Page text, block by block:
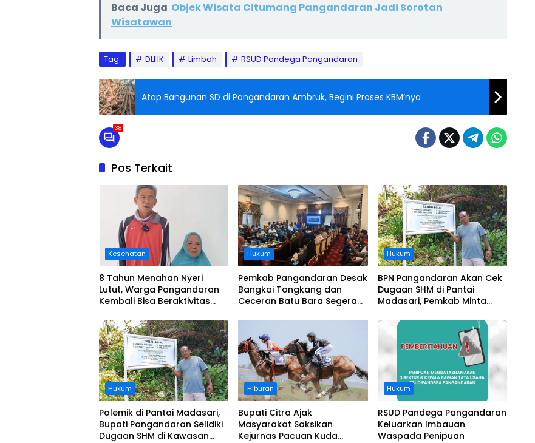
Baca Juga Objek Wisata Citumang Pangandaran Jadi Sorotan
Wisatawan
Tag: DLHK Limbah RSUD Pandega Pangandaran
Atap Bangunan SD di Pangandaran Ambruk, Begini Proses KBM’nya
38
Pos Terkait
Kesehatan
8 Tahun Menahan Nyeri
Lutut, Warga Pangandaran
Kembali Bisa Beraktivitas
Ditanggung BPJS
Hukum
Pemkab Pangandaran Desak
Bangkai Tongkang dan
Ceceran Batu Bara Segera
Koordinasi Perusahaan
Hukum
BPN Pangandaran Akan Cek
Dugaan SHM di Pantai
Madasari, Pemkab Minta
Hukum
Polemik di Pantai Madasari,
Bupati Pangandaran Selidiki
Dugaan SHM di Kawasan
Hiburan
Bupati Citra Ajak
Masyarakat Saksikan
Kejurnas Pacuan Kuda
Hukum
RSUD Pandega Pangandaran
Keluarkan Imbauan
Waspada Penipuan